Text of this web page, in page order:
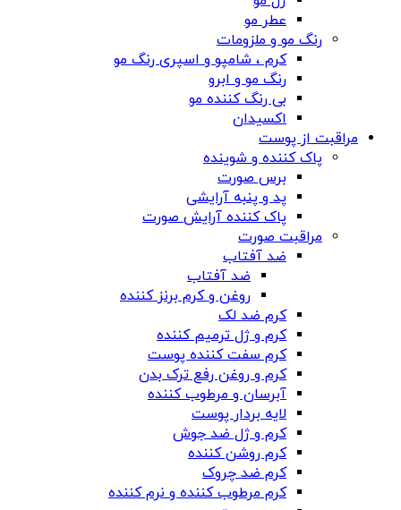
عطر مو
رنگ مو و ملزومات
کرم ، شامپو و اسپری رنگ مو
رنگ مو و ابرو
بی رنگ کننده مو
اکسیدان
مراقبت از پوست
پاک کننده و شوینده
برس صورت
پد و پنبه آرایشی
پاک کننده آرایش صورت
مراقبت صورت
ضد آفتاب
ضد آفتاب
روغن و کرم برنز کننده
کرم ضد لک
کرم و ژل ترمیم کننده
کرم سفت کننده پوست
کرم و روغن رفع ترک بدن
آبرسان و مرطوب کننده
لایه بردار پوست
کرم و ژل ضد جوش
کرم روشن کننده
کرم ضد چروک
کرم مرطوب کننده و نرم کننده